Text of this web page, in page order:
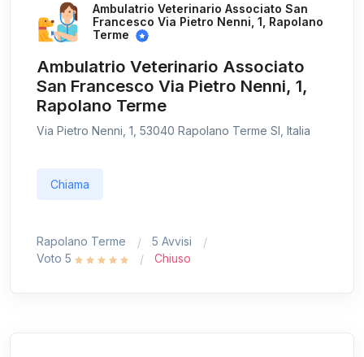
Ambulatrio Veterinario Associato San
Francesco Via Pietro Nenni, 1, Rapolano
Terme
Ambulatrio Veterinario Associato
San Francesco Via Pietro Nenni, 1,
Rapolano Terme
Via Pietro Nenni, 1, 53040 Rapolano Terme SI, Italia
Chiama
Rapolano Terme
5 Avvisi
Voto 5
Chiuso